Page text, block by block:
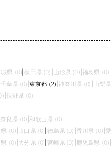
県 (0) |秋田県 (0) 山形県 (0) 福島県 (0)
千葉県 (0) |東京都 (2) |神奈川県 (0) 山梨
長野県 (0)
奈良県 (0) |和歌山県 (0)
(0) 山口県 (0) 徳島県 (0) 香川県 (0) |
(0) 大分県 (0) 宮崎県 (0) 鹿児島県 (0)